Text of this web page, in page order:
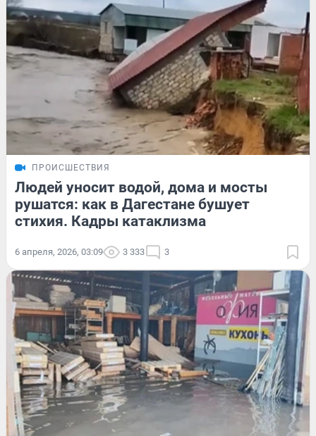
ПРОИСШЕСТВИЯ
Людей уносит водой, дома и мосты
рушатся: как в Дагестане бушует
стихия. Кадры катаклизма
6 апреля, 2026, 03:09 3 333 3